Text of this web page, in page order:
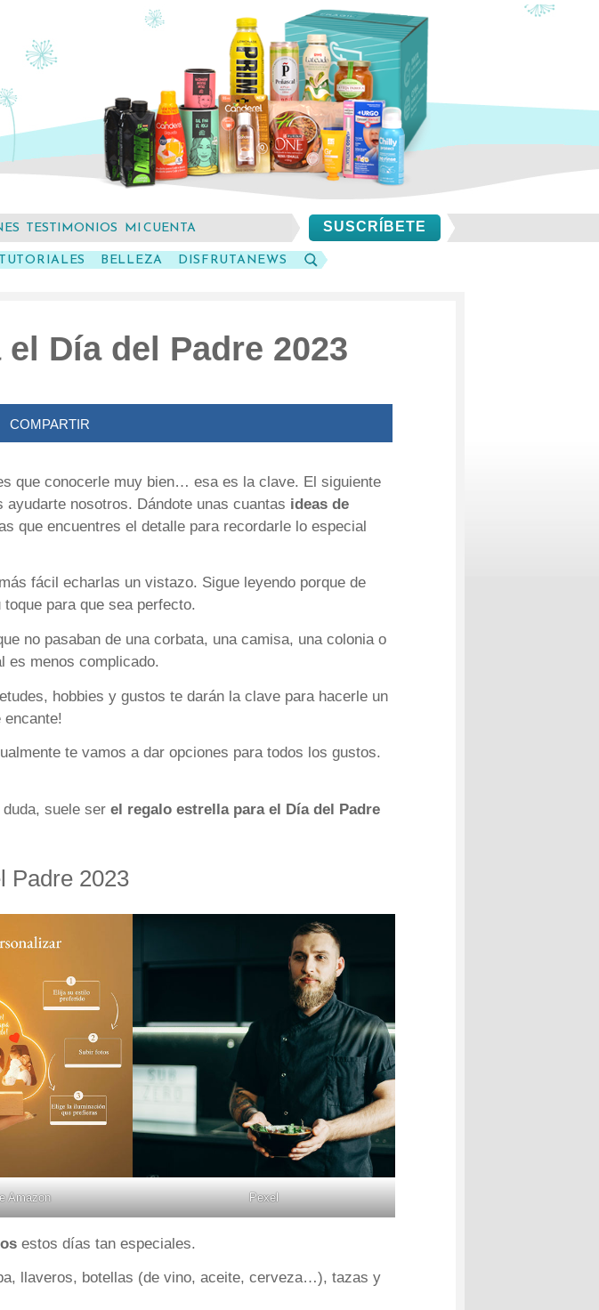
SUSCRÍBETE
TUTORIALES BELLEZA
DISFRUTANEWS
TESTIMONIOS MI CUENTA
Día del Padre 2023
COMPARTIR
que conocerle muy bien… esa es la clave. El siguiente
nosotros. Dándote unas cuantas ideas de
que encuentres el detalle para recordarle lo especial
fácil echarlas un vistazo. Sigue leyendo porque de
para que sea perfecto.
no pasaban de una corbata, una camisa, una colonia o
es menos complicado.
hobbies y gustos te darán la clave para hacerle un
encante!
te vamos a dar opciones para todos los gustos.
duda, suele serel regalo estrella para el Día del Padre
Padre 2023
Amazon Pexel
estos días tan especiales.
llaveros, botellas (de vino, aceite, cerveza…), tazas y